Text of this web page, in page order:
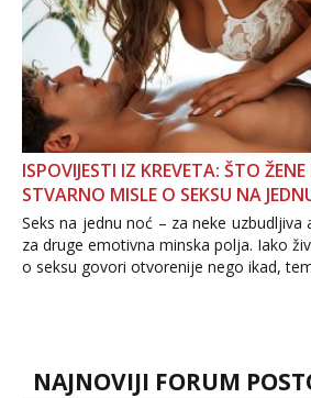
ISPOVIJESTI IZ KREVETA: ŠTO
STVARNO MISLE O SEKSU NA
Seks na jednu noć – za neke uzbudljiva
za druge emotivna minska polja. Iako
o seksu govori otvorenije nego ikad,
dalje izaziva burne rasprave. Što
NAJNOVIJI FORUM